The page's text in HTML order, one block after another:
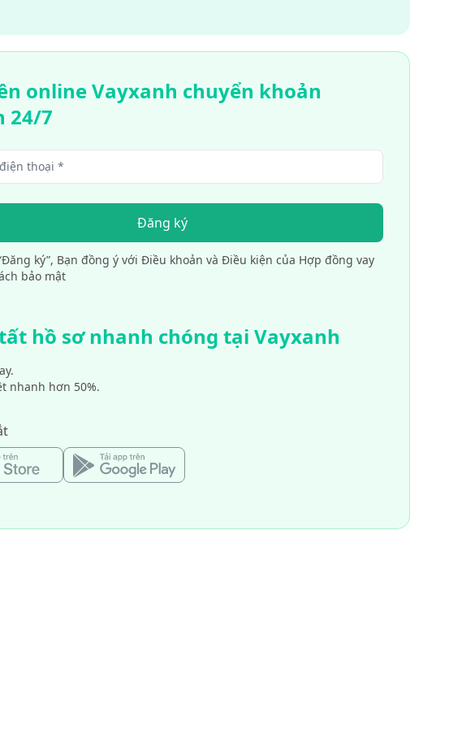
online Vayxanh chuyển khoản
24/7
Đăng ký
ký”, Bạn đồng ý với Điều khoản và Điều kiện của Hợp đồng vay
bảo mật
hồ sơ nhanh chóng tại Vayxanh
nhanh hơn 50%.